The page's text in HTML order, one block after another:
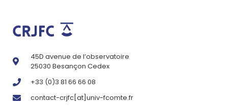
45D avenue de l’observatoire
25030 Besançon Cedex
+33 (0)3 81 66 66 08
contact-crjfc[at]univ-fcomte.fr